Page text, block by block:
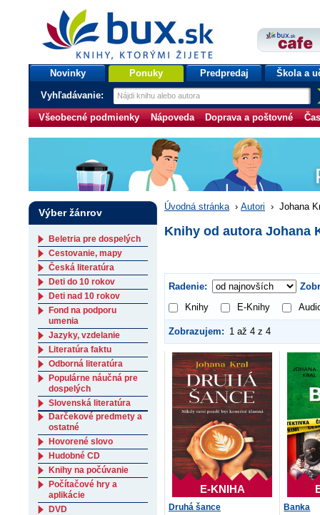
bux.sk
knihy, ktorými žijete
Úvodná stránka
Novinky Ponuky Predpredaj Škola a
Vyhľadávanie:
Všeobecné podmienky Nápoveda Doprava a poštovné
Úvodná stránka › Autori › Johana
Knihy od autora Johana
Radenie:
Knihy
E-Knihy
Zobrazujem: 1 až 4 z 4
E-KNIHA
Druhá šance Banka
Výber žánrov
Beletria pre dospelých
Cestovanie, mapy
Česká literatúra
Deti do 10 rokov
Deti nad 10 rokov
Fond na podporu
umenia
Jazyky, vzdelanie
Literatúra faktu
Odborná literatúra
Populárne náučná pre
dospelých
Slovenská literatúra
Darčekové predmety a
ostatné
Hovorené slovo
Hudobné CD
Knihy na počúvanie
Počítačové hry a
aplikácie
DVD